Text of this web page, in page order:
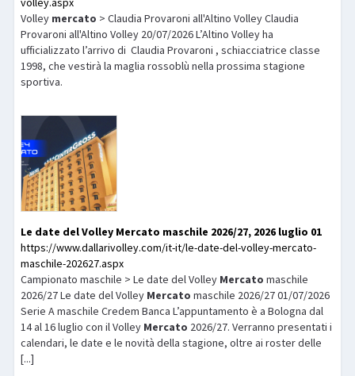
Volley mercato > Claudia Provaroni all'Altino Volley Claudia
Provaroni all'Altino Volley 20/07/2026 L’Altino Volley ha
ufficializzato l’arrivo di Claudia Provaroni , schiacciatrice classe
1998, che vestirà la maglia rossoblù nella prossima stagione
sportiva.
Le date del Volley Mercato maschile 2026/27, 2026 luglio 01
https://www.dallarivolley.com/it-it/le-date-del-volley-mercato-
maschile-202627.aspx
Campionato maschile > Le date del Volley Mercato maschile
2026/27 Le date del Volley Mercato maschile 2026/27 01/07/2026
Serie A maschile Credem Banca L’appuntamento è a Bologna dal
14 al 16 luglio con il Volley Mercato 2026/27. Verranno presentati i
calendari, le date e le novità della stagione, oltre ai roster delle
[...]